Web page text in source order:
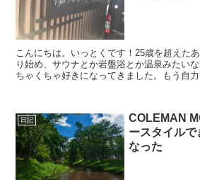
こんにちは。いっとくです！25歳を超えた
り始め、サウナとか岩盤浴とか温泉みたい
ちゃくちゃ好きになってきました。もう自
日記
COLEMAN
ースタイルで
なった